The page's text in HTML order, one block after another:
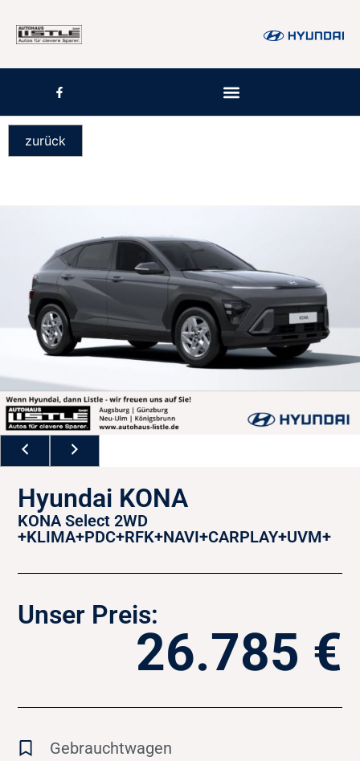
zurück
Hyundai KONA
KONA Select 2WD
+KLIMA+PDC+RFK+NAVI+CARPLAY+UVM+
Unser Preis:
26.785 €
Gebrauchtwagen